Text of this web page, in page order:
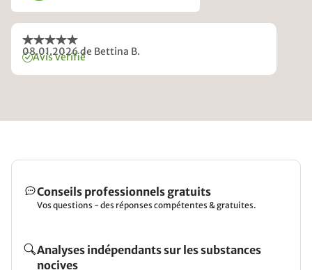
08.01.2026de Bettina B.
Avis vérifié
Conseils professionnels gratuits
Vos questions - des réponses compétentes & gratuites.
Analyses indépendants sur les substances
nocives